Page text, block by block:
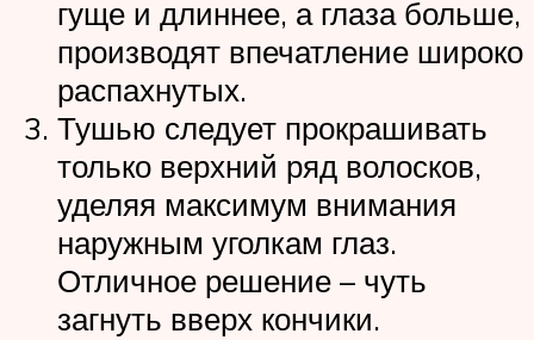
гуще и длиннее, а глаза больше,
производят впечатление широко
распахнутых.
Тушью следует прокрашивать
только верхний ряд волосков,
уделяя максимум внимания
наружным уголкам глаз.
Отличное решение – чуть
загнуть вверх кончики.